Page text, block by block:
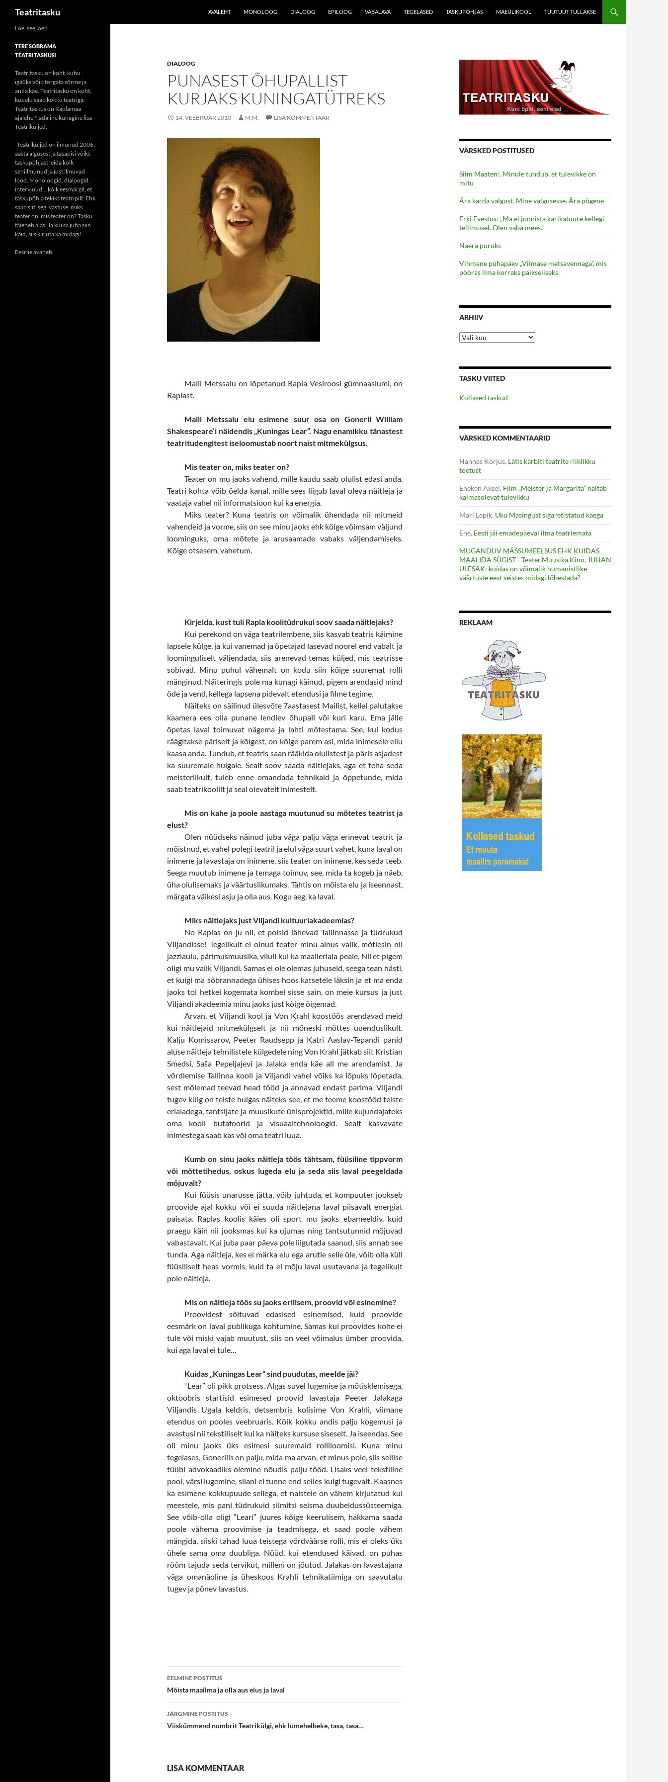
Liigu
juurde
Teatritasku AVALEHT MONOLOOG DIALOOG EPILOOG VABALAVA TEGELASED TASKUPÕHJAS MÄEÜLIKOOL TUUTUUT TULLAKSE
DIALOOG
PUNASEST ÕHUPALLIST
KURJAKS KUNINGATÜTREKS
14. VEEBRUAR 2010 M.M. LISA KOMMENTAAR
Maili Metssalu on lõpetanud Rapla Vesiroosi gümnaasiumi, on
Raplast.
Maili Metssalu elu esimene suur osa on Goneril William
Shakespeare’i näidendis „Kuningas Lear“. Nagu enamikku tänastest
teatritudengitest iseloomustab noort naist mitmekülgsus.
Mis teater on, miks teater on?
Teater on mu jaoks vahend, mille kaudu saab olulist edasi anda.
Teatri kohta võib öelda kanal, mille sees liigub laval oleva näitleja ja
vaataja vahel nii informatsioon kui ka energia.
Miks teater? Kuna teatris on võimalik ühendada nii mitmeid
vahendeid ja vorme, siis on see minu jaoks ehk kõige võimsam väljund
loominguks, oma mõtete ja arusaamade vabaks väljendamiseks.
Kõige otsesem, vahetum.
Kirjelda, kust tuli Rapla koolitüdrukul soov saada näitlejaks?
Kui perekond on väga teatrilembene, siis kasvab teatris käimine
lapsele külge, ja kui vanemad ja õpetajad lasevad noorel end vabalt ja
loominguliselt väljendada, siis arenevad temas küljed, mis teatrisse
sobivad. Minu puhul vähemalt on kodu siin kõige suuremat rolli
mänginud. Näiteringis pole ma kunagi käinud, pigem arendasid mind
õde ja vend, kellega lapsena pidevalt etendusi ja filme tegime.
Näiteks on säilinud ülesvõte 7aastasest Mailist, kellel palutakse
kaamera ees olla punane lendlev õhupall või kuri karu. Ema jälle
õpetas laval toimuvat nägema ja lahti mõtestama. See, kui kodus
räägitakse päriselt ja kõigest, on kõige parem asi, mida inimesele ellu
kaasa anda. Tundub, et teatris saan rääkida olulistest ja päris asjadest
ka suuremale hulgale. Sealt soov saada näitlejaks, aga et teha seda
meisterlikult, tuleb enne omandada tehnikaid ja õppetunde, mida
saab teatrikoolilt ja seal olevatelt inimestelt.
Mis on kahe ja poole aastaga muutunud su mõtetes teatrist ja
elust?
Olen nüüdseks näinud juba väga palju väga erinevat teatrit ja
mõistnud, et vahel polegi teatril ja elul väga suurt vahet, kuna laval on
inimene ja lavastaja on inimene, siis teater on inimene, kes seda teeb.
Seega muutub inimene ja temaga toimuv, see, mida ta kogeb ja näeb,
üha olulisemaks ja väärtuslikumaks. Tähtis on mõista elu ja iseennast,
märgata väikesi asju ja olla aus. Kogu aeg, ka laval.
Miks näitlejaks just Viljandi kultuuriakadeemias?
No Raplas on ju nii, et poisid lähevad Tallinnasse ja tüdrukud
Viljandisse! Tegelikult ei olnud teater minu ainus valik, mõtlesin nii
jazzlaulu, pärimusmuusika, viiuli kui ka maalieriala peale. Nii et pigem
oligi mu valik Viljandi. Samas ei ole olemas juhuseid, seega tean hästi,
et kuigi ma sõbrannadega ühises hoos katsetele läksin ja et ma enda
jaoks tol hetkel kogemata kombel sisse sain, on meie kursus ja just
Viljandi akadeemia minu jaoks just kõige õigemad.
Arvan, et Viljandi kool ja Von Krahl koostöös arendavad meid
kui näitlejaid mitmekülgselt ja nii mõneski mõttes uuenduslikult.
Kalju Komissarov, Peeter Raudsepp ja Katri Aaslav-Tepandi panid
aluse näitleja tehnilistele külgedele ning Von Krahl jätkab siit Kristian
Smedsi, Saša Pepeljajevi ja Jalaka enda käe all me arendamist. Ja
võrdlemise Tallinna kooli ja Viljandi vahel võiks ka lõpuks lõpetada,
sest mõlemad teevad head tööd ja annavad endast parima. Viljandi
tugev külg on teiste hulgas näiteks see, et me teeme koostööd teiste
erialadega, tantsijate ja muusikute ühisprojektid, mille kujundajateks
oma kooli butafoorid ja visuaaltehnoloogid. Sealt kasvavate
inimestega saab kas või oma teatri luua.
Kumb on sinu jaoks näitleja töös tähtsam, füüsiline tippvorm
või mõttetihedus, oskus lugeda elu ja seda siis laval peegeldada
mõjuvalt?
Kui füüsis unarusse jätta, võib juhtuda, et kompuuter jookseb
proovide ajal kokku või ei suuda näitlejana laval piisavalt energiat
paisata. Raplas koolis käies oli sport mu jaoks ebameeldiv, kuid
praegu käin nii jooksmas kui ka ujumas ning tantsutunnid mõjuvad
vabastavalt. Kui juba paar päeva pole liigutada saanud, siis annab see
tunda. Aga näitleja, kes ei märka elu ega arutle selle üle, võib olla küll
füüsiliselt heas vormis, kuid ta ei mõju laval usutavana ja tegelikult
pole näitleja.
Mis on näitleja töös su jaoks erilisem, proovid või esinemine?
Proovidest sõltuvad edasised esinemised, kuid proovide
eesmärk on laval publikuga kohtumine. Samas kui proovides kohe ei
tule või miski vajab muutust, siis on veel võimalus ümber proovida,
kui aga laval ei tule…
Kuidas „Kuningas Lear“ sind puudutas, meelde jäi?
“Lear” oli pikk protsess. Algas suvel lugemise ja mõtisklemisega,
oktoobris startisid esimesed proovid lavastaja Peeter Jalakaga
Viljandis Ugala keldris, detsembris kolisime Von Krahli, viimane
etendus on pooles veebruaris. Kõik kokku andis palju kogemusi ja
avastusi nii tekstiliselt kui ka näiteks kursuse siseselt. Ja iseendas. See
oli minu jaoks üks esimesi suuremaid rolliloomisi. Kuna minu
tegelases, Gonerilis on palju, mida ma arvan, et minus pole, siis sellise
tüübi advokaadiks olemine nõudis palju tööd. Lisaks veel tekstiline
pool, värsi lugemine, siiani ei tunne end selles kuigi tugevalt. Kaasnes
ka esimene kokkupuude sellega, et naistele on vähem kirjutatud kui
meestele, mis pani tüdrukuid silmitsi seisma duubeldussüsteemiga.
See võib-olla oligi “Leari” juures kõige keerulisem, hakkama saada
poole vähema proovimise ja teadmisega, et saad poole vähem
mängida, siiski tahad luua teistega võrdväärse rolli, mis ei oleks üks
ühele sama oma duubliga. Nüüd, kui etendused käivad, on puhas
rõõm tajuda seda tervikut, milleni on jõutud. Jalakas on lavastajana
väga omanäoline ja üheskoos Krahli tehnikatiimiga on saavutatu
tugev ja põnev lavastus.
Postituste
töölaud
EELMINE POSTITUS
Mõista maailma ja olla aus elus ja laval
JÄRGMINE POSTITUS
Viiskümmend numbrit Teatrikülgi, ehk lumehelbeke, tasa, tasa…
LISA KOMMENTAAR
VÄRSKED POSTITUSED
Siim Maaten:. Minule tundub, et tulevikke on
mitu
Ära karda valgust. Mine valgusesse. Ära põgene
Erki Evestus: „Ma ei joonista karikatuure kellegi
tellimusel. Olen vaba mees.”
Naera puruks
Vihmane pühapäev „Viimase metsavennaga”, mis
pööras ilma korraks päikseliseks
ARHIIV
Arhiiv
TASKU VIITED
Kollased taskud
VÄRSKED KOMMENTAARID
Hannes Korjus, Lätis kärbiti teatrite riiklikku
toetust
Eneken Aksel, Film „Meister ja Margarita” näitab
käimasolevat tulevikku
Mari Lepik, Uku Masingust sigaretistatud käega
Ene, Eesti jäi emadepäeval ilma teatriemata
MUGANDUV MÄSSUMEELSUS EHK KUIDAS
MAALIDA SÜGIST - Teater.Muusika.Kino, JUHAN
ULFSAK: kuidas on võimalik humanistlike
väärtuste eest seistes midagi lõhestada?
REKLAAM
Loe, see loeb
TERE SOBRAMA
TEATRITASKUS!
Teatritasku on koht, kuhu
igaüks võib torgata sõrme ja
anda käe. Teatritasku on koht,
kus elu saab kokku teatriga.
Teatritaskus on Raplamaa
ajalehe Nädaline kunagine lisa
Teatriküljed.
Teatriküljed on ilmunud 2006.
aasta algusest ja tasapisi võiks
taskupõhjast leida kõik
seniilmunud ja just ilmuvad
lood. Monoloogid, dialoogid,
intervjuud... kõik eesmärgil, et
taskupõhja tekiks teatripilt. Ehk
saab siit isegi vastuse, miks
teater on, mis teater on? Tasku
täieneb ajas. Ja kui sa juba siin
käid, siis kirjuta ka midagi!
Eesriie avaneb.